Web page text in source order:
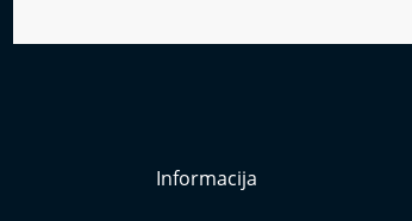
Informacija